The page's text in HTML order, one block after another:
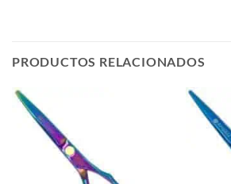
PRODUCTOS RELACIONADOS